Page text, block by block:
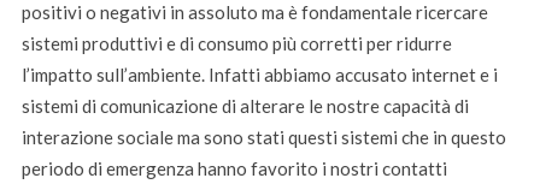
positivi o negativi in assoluto ma è fondamentale ricercare
sistemi produttivi e di consumo più corretti per ridurre
l’impatto sull’ambiente. Infatti abbiamo accusato internet e i
sistemi di comunicazione di alterare le nostre capacità di
interazione sociale ma sono stati questi sistemi che in questo
periodo di emergenza hanno favorito i nostri contatti